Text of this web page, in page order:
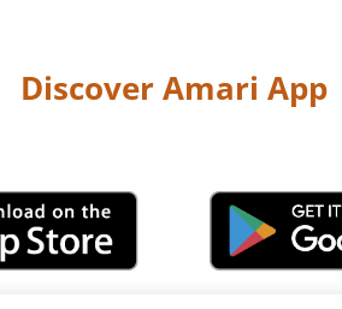
Discover Amari App